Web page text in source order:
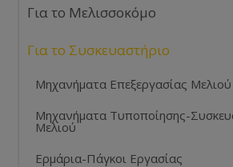
Για το Μελισσοκόμο
Για το Συσκευαστήριο
Μηχανήματα Επεξεργασίας Μελιού
Μηχανήματα Τυποποίησης-
Μελιού
Ερμάρια-Πάγκοι Εργασίας